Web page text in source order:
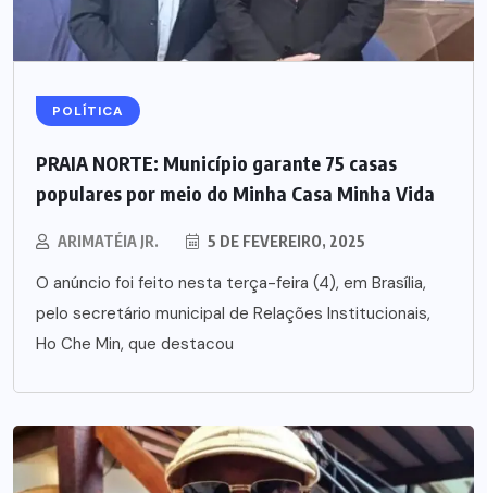
POLÍTICA
PRAIA NORTE: Município garante 75 casas
populares por meio do Minha Casa Minha Vida
ARIMATÉIA JR. 5 DE FEVEREIRO, 2025
O anúncio foi feito nesta terça-feira (4), em Brasília,
pelo secretário municipal de Relações Institucionais,
Ho Che Min, que destacou